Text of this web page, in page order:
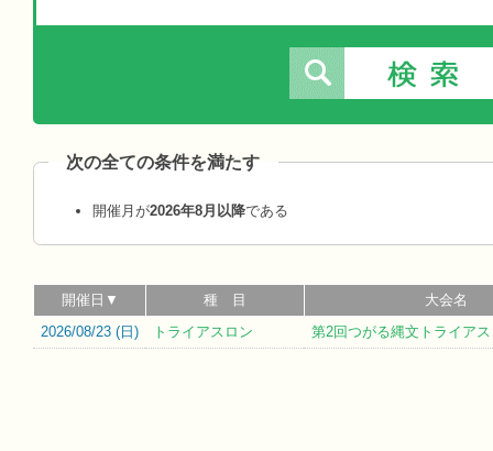
次の全ての条件を満たす
開催月が2026年8月以降である
開催日▼ 種 目
大会名
2026/08/23 (日 ) トライアスロン 第2回つがる縄文トライア